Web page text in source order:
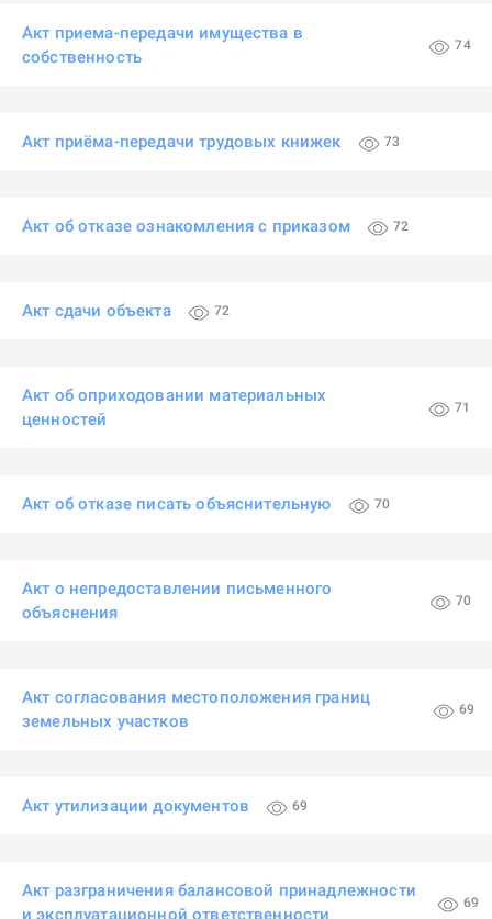
Акт приема-передачи имущества в
собственность
74
Акт приёма-передачи трудовых книжек 73
Акт об отказе ознакомления с приказом 72
Акт сдачи объекта 72
Акт об оприходовании материальных
ценностей
71
Акт об отказе писать объяснительную 70
Акт о непредоставлении письменного
объяснения
70
Акт согласования местоположения границ
земельных участков
69
Акт утилизации документов 69
Акт разграничения балансовой принадлежности
и эксплуатационной ответственности
69